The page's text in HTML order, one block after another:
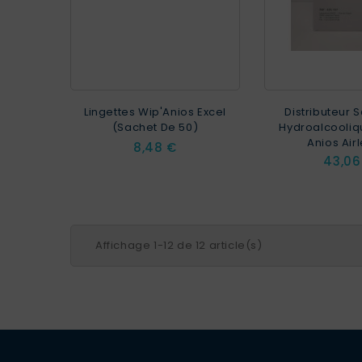
Lingettes Wip'Anios Excel
(sachet De 50)
Prix
8,48 €
Distributeur
Anios
Prix
Affichage 1-12 de 12 article(s)